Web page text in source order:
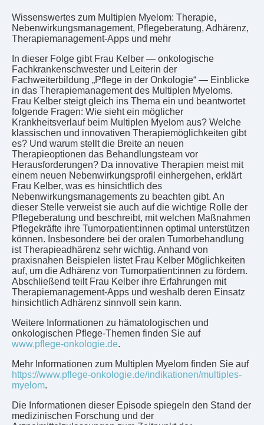
Wissenswertes zum Multiplen Myelom: Therapie,
Nebenwirkungsmanagement, Pflegeberatung, Adhärenz,
Therapiemanagement-Apps und mehr
In dieser Folge gibt Frau Kelber — onkologische
Fachkrankenschwester und Leiterin der
Fachweiterbildung „Pflege in der Onkologie“ — Einblicke
in das Therapiemanagement des Multiplen Myeloms.
Frau Kelber steigt gleich ins Thema ein und beantwortet
folgende Fragen: Wie sieht ein möglicher
Krankheitsverlauf beim Multiplen Myelom aus? Welche
klassischen und innovativen Therapiemöglichkeiten gibt
es? Und warum stellt die Breite an neuen
Therapieoptionen das Behandlungsteam vor
Herausforderungen? Da innovative Therapien meist mit
einem neuen Nebenwirkungsprofil einhergehen, erklärt
Frau Kelber, was es hinsichtlich des
Nebenwirkungsmanagements zu beachten gibt. An
dieser Stelle verweist sie auch auf die wichtige Rolle der
Pflegeberatung und beschreibt, mit welchen Maßnahmen
Pflegekräfte ihre Tumorpatient:innen optimal unterstützen
können. Insbesondere bei der oralen Tumorbehandlung
ist Therapieadhärenz sehr wichtig. Anhand von
praxisnahen Beispielen listet Frau Kelber Möglichkeiten
auf, um die Adhärenz von Tumorpatient:innen zu fördern.
Abschließend teilt Frau Kelber ihre Erfahrungen mit
Therapiemanagement-Apps und weshalb deren Einsatz
hinsichtlich Adhärenz sinnvoll sein kann.
Weitere Informationen zu hämatologischen und
onkologischen Pflege-Themen finden Sie auf
www.pflege-onkologie.de.
Mehr Informationen zum Multiplen Myelom finden Sie auf
https://www.pflege-onkologie.de/indikationen/multiples-
myelom.
Die Informationen dieser Episode spiegeln den Stand der
medizinischen Forschung und der